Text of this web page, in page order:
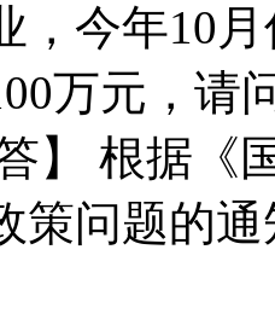
，今年10
万元，请
】 根据《
策问题的